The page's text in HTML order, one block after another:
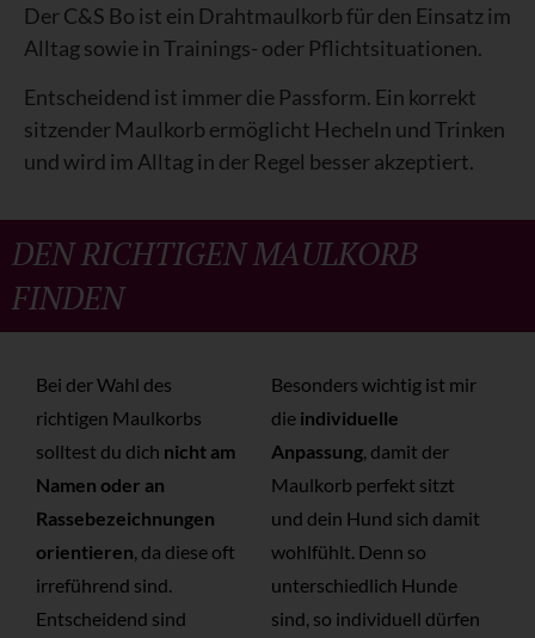
Der C&S Bo ist ein Drahtmaulkorb für den Einsatz im
Alltag sowie in Trainings- oder Pflichtsituationen.
Entscheidend ist immer die Passform. Ein korrekt
sitzender Maulkorb ermöglicht Hecheln und Trinken
und wird im Alltag in der Regel besser akzeptiert.
DEN RICHTIGEN MAULKORB
FINDEN
Bei der Wahl des
richtigen Maulkorbs
solltest du dich nicht am
Namen oder an
Rassebezeichnungen
orientieren , da diese oft
irreführend sind.
Entscheidend sind
Besonders wichtig ist mir
die individuelle
Anpassung, damit der
Maulkorb perfekt sitzt
und dein Hund sich damit
wohlfühlt. Denn so
unterschiedlich Hunde
sind, so individuell dürfen